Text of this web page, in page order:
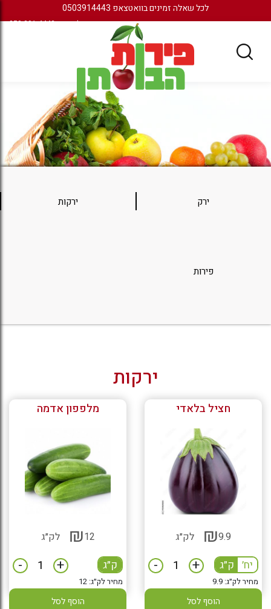
לכל שאלה זמינים בוואטצאפ 0503914443
שירות לקוחות:050-391-4443
ירק ירקות
פירות
ירקות
חציל בלאדי
9.9
₪ לק״ג
יח׳ ק״ג +
-
מחיר לק״ג: 9.9
הוסף לסל
מלפפון אדמה
12
₪ לק״ג
ק״ג +
-
מחיר לק״ג: 12
הוסף לסל